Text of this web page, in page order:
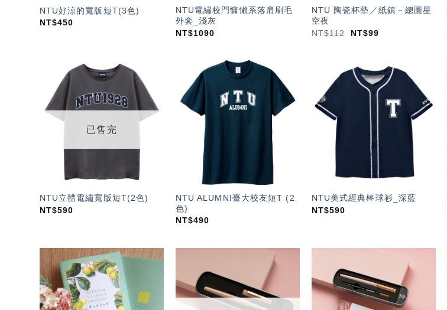
NTU好涼的寬版短T(3色)
NT$450
NTU電繡校門慵懶系落肩刷毛
外套_淺灰
NT$1090
NTU 陶瓷杯墊／紙鎮－總圖星
空夜
NT$112 NT$99
加入
「願
望輕
單」
已售完
NTU立體電繡寬版短T(2色)
NT$590
加入
望輕
單」
NTU ALUMNI臺大校友短T (2
色)
NT$490
加入
「願
望輕
單」
NTU美式經典棒球衫_深藍
NT$590
望輕
單」
望輕